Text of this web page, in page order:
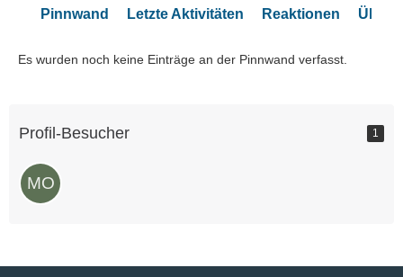
Pinnwand Letzte Aktivitäten Reaktionen Über
Es wurden noch keine Einträge an der Pinnwand verfasst.
Profil-Besucher 1